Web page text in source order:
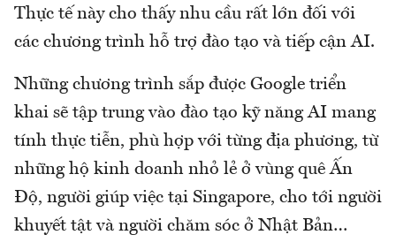
Thực tế này cho thấy nhu cầu rất lớn đối với
các chương trình hỗ trợ đào tạo và tiếp cận AI.
Những chương trình sắp được Google triển
khai sẽ tập trung vào đào tạo kỹ năng AI mang
tính thực tiễn, phù hợp với từng địa phương, từ
những hộ kinh doanh nhỏ lẻ ở vùng quê Ấn
Độ, người giúp việc tại Singapore, cho tới người
khuyết tật và người chăm sóc ở Nhật Bản…